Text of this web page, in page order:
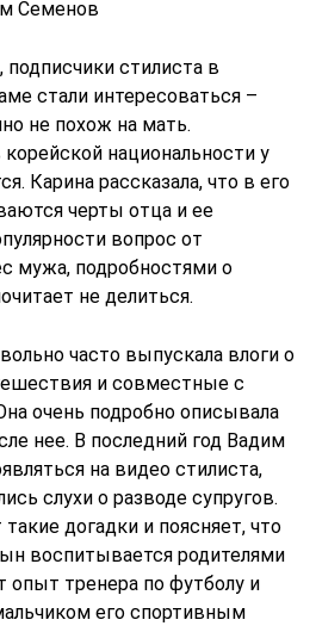
Семенов
подписчики стилиста в
стали интересоваться –
не похож на мать.
национальности у
Карина рассказала, что в его
черты отца и ее
вопрос от
мужа, подробностями о
не делиться.
часто выпускала влоги о
и совместные с
очень подробно описывала
нее. В последний год Вадим
на видео стилиста,
слухи о разводе супругов.
догадки и поясняет, что
воспитывается родителями
опыт тренера по футболу и
его спортивным